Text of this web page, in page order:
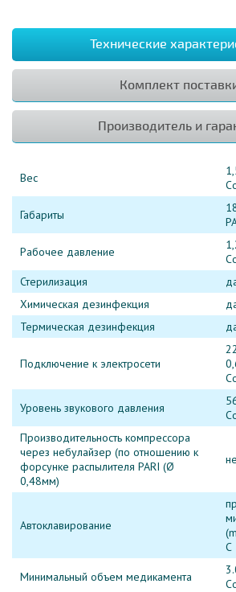
Технические
Комплект
Производитель и
Вес
Габариты
Рабочее давление
Стерилизация
Химическая дезинфекция
Термическая дезинфекция
Подключение к электросети
Уровень звукового давления
Производительность компрессора
через небулайзер (по отношению к
форсунке распылителя PARI (Ø
0,48мм)
Автоклавирование
С
Минимальный объем медикамента